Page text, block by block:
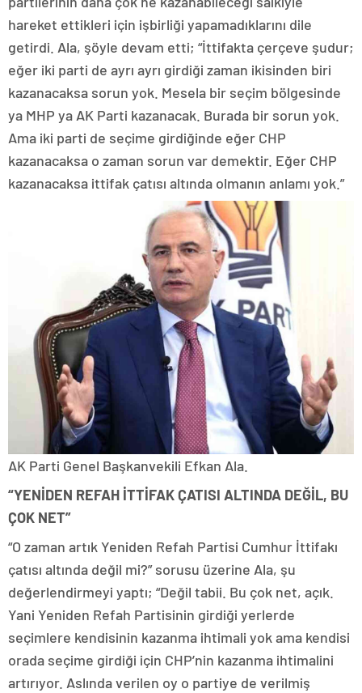
hareket ettikleri için işbirliği yapamadıklarını dile
getirdi. Ala, şöyle devam etti; “İttifakta çerçeve şudur;
eğer iki parti de ayrı ayrı girdiği zaman ikisinden biri
kazanacaksa sorun yok. Mesela bir seçim bölgesinde
ya MHP ya AK Parti kazanacak. Burada bir sorun yok.
Ama iki parti de seçime girdiğinde eğer CHP
kazanacaksa o zaman sorun var demektir. Eğer CHP
kazanacaksa ittifak çatısı altında olmanın anlamı yok.”
AK Parti Genel Başkanvekili Efkan Ala.
“YENİDEN REFAH İTTİFAK ÇATISI ALTINDA DEĞİL, BU
ÇOK NET”
“O zaman artık Yeniden Refah Partisi Cumhur İttifakı
çatısı altında değil mi?” sorusu üzerine Ala, şu
değerlendirmeyi yaptı; “Değil tabii. Bu çok net, açık.
Yani Yeniden Refah Partisinin girdiği yerlerde
seçimlere kendisinin kazanma ihtimali yok ama kendisi
orada seçime girdiği için CHP’nin kazanma ihtimalini
artırıyor. Aslında verilen oy o partiye de verilmiş